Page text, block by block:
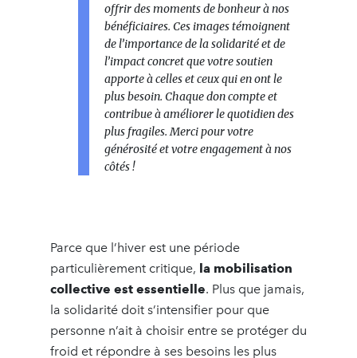
offrir des moments de bonheur à nos
bénéficiaires. Ces images témoignent
de l’importance de la solidarité et de
l’impact concret que votre soutien
apporte à celles et ceux qui en ont le
plus besoin. Chaque don compte et
contribue à améliorer le quotidien des
plus fragiles. Merci pour votre
générosité et votre engagement à nos
côtés !
Parce que l’hiver est une période
particulièrement critique, la mobilisation
collective est essentielle. Plus que jamais,
la solidarité doit s’intensifier pour que
personne n’ait à choisir entre se protéger du
froid et répondre à ses besoins les plus